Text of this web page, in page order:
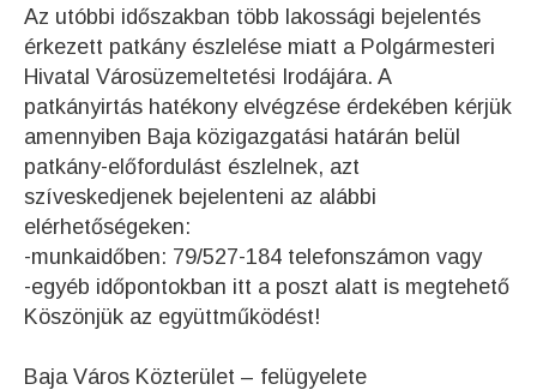
Az utóbbi időszakban több lakossági bejelentés
érkezett patkány észlelése miatt a Polgármesteri
Hivatal Városüzemeltetési Irodájára. A
patkányirtás hatékony elvégzése érdekében kérjük
amennyiben Baja közigazgatási határán belül
patkány-előfordulást észlelnek, azt
szíveskedjenek bejelenteni az alábbi
elérhetőségeken:
-munkaidőben: 79/527-184 telefonszámon vagy
-egyéb időpontokban itt a poszt alatt is megtehető
Köszönjük az együttműködést!
Baja Város Közterület – felügyelete